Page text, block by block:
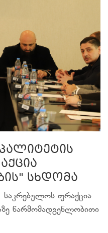
სხდომა
საკრებულოს ფრაქცია
წარმომადგენლობითი